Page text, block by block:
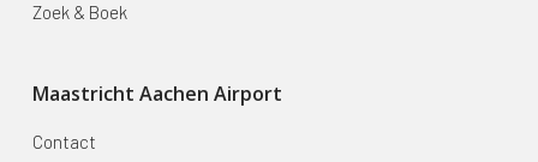
Zoek & Boek
Maastricht Aachen Airport
Contact